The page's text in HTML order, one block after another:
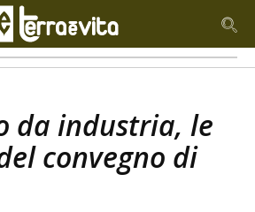
da industria, le
convegno di